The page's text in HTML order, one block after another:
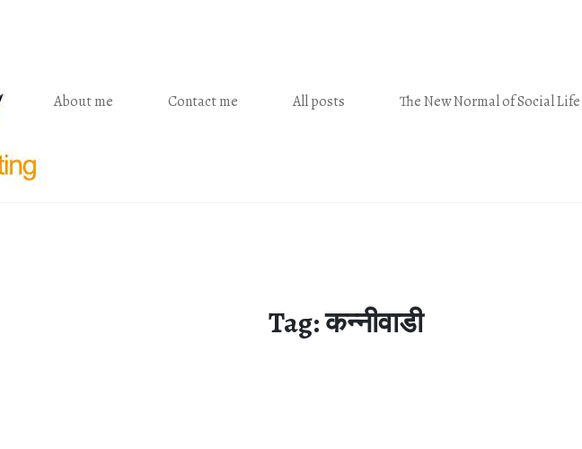
About me
Contact me All posts The New Normal of Social Life
Tag:कन्‍नीवाडी